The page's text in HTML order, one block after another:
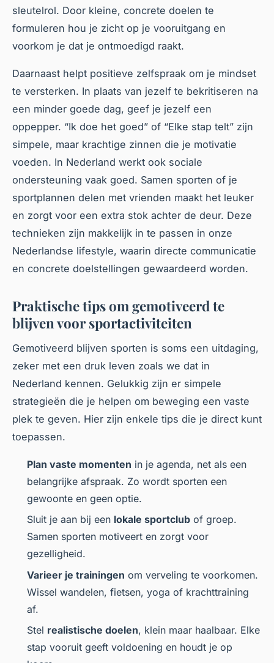
sleutelrol. Door kleine, concrete doelen te
formuleren hou je zicht op je vooruitgang en
voorkom je dat je ontmoedigd raakt.
Daarnaast helpt positieve zelfspraak om je mindset
te versterken. In plaats van jezelf te bekritiseren na
een minder goede dag, geef je jezelf een
oppepper. “Ik doe het goed” of “Elke stap telt” zijn
simpele, maar krachtige zinnen die je motivatie
voeden. In Nederland werkt ook sociale
ondersteuning vaak goed. Samen sporten of je
sportplannen delen met vrienden maakt het leuker
en zorgt voor een extra stok achter de deur. Deze
technieken zijn makkelijk in te passen in onze
Nederlandse lifestyle, waarin directe communicatie
en concrete doelstellingen gewaardeerd worden.
Praktische tips om gemotiveerd te
blijven voor sportactiviteiten
Gemotiveerd blijven sporten is soms een uitdaging,
zeker met een druk leven zoals we dat in
Nederland kennen. Gelukkig zijn er simpele
strategieën die je helpen om beweging een vaste
plek te geven. Hier zijn enkele tips die je direct kunt
toepassen.
Plan vaste momenten in je agenda, net als een
belangrijke afspraak. Zo wordt sporten een
gewoonte en geen optie.
Sluit je aan bij een lokale sportclub of groep.
Samen sporten motiveert en zorgt voor
gezelligheid.
Varieer je trainingen om verveling te voorkomen.
Wissel wandelen, fietsen, yoga of krachttraining
af.
Stel realistische doelen, klein maar haalbaar. Elke
stap vooruit geeft voldoening en houdt je op